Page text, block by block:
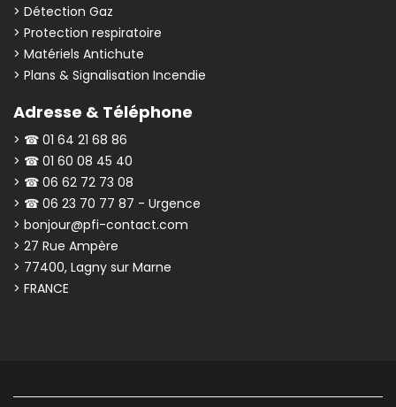
> Détection Gaz
> Protection respiratoire
> Matériels Antichute
> Plans & Signalisation Incendie
Adresse & Téléphone
> ☎ 01 64 21 68 86
> ☎ 01 60 08 45 40
> ☎ 06 62 72 73 08
> ☎ 06 23 70 77 87 - Urgence
> bonjour@pfi-contact.com
> 27 Rue Ampère
> 77400, Lagny sur Marne
> FRANCE